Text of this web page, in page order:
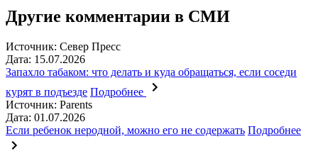
Другие комментарии в СМИ
Источник: Север Пресс
Дата: 15.07.2026
Запахло табаком: что делать и куда обращаться, если соседи
курят в подъезде Подробнее
Источник: Parents
Дата: 01.07.2026
Если ребенок неродной, можно его не содержать Подробнее